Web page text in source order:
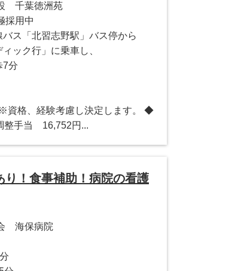
千葉徳洲苑
採用中
バス「北習志野駅」バス停から
ック行」に乗車し、
7分
格、経験考慮し決定します。 ◆
整手当 16,752円...
り！食事補助！病院の看護
海保病院